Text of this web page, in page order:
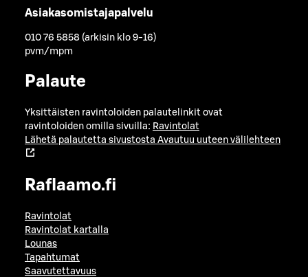
Asiakasomistajapalvelu
010 76 5858 (arkisin klo 9-16)
pvm/mpm
Palaute
Yksittäisten ravintoloiden palautelinkit ovat
ravintoloiden omilla sivuilla: Ravintolat
Lähetä palautetta sivustosta Avautuu uuteen välilehteen
Raflaamo.fi
Ravintolat
Ravintolat kartalla
Lounas
Tapahtumat
Saavutettavuus